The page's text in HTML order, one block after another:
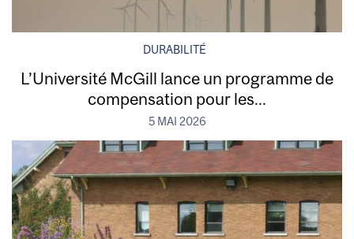
DURABILITÉ
L’Université McGill lance un programme de
compensation pour les...
5 MAI 2026